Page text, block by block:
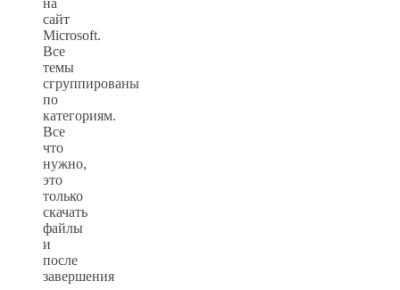
сайт
Microsoft.
Все
темы
сгруппированы
по
категориям.
Все
что
нужно,
это
только
скачать
файлы
и
после
завершения